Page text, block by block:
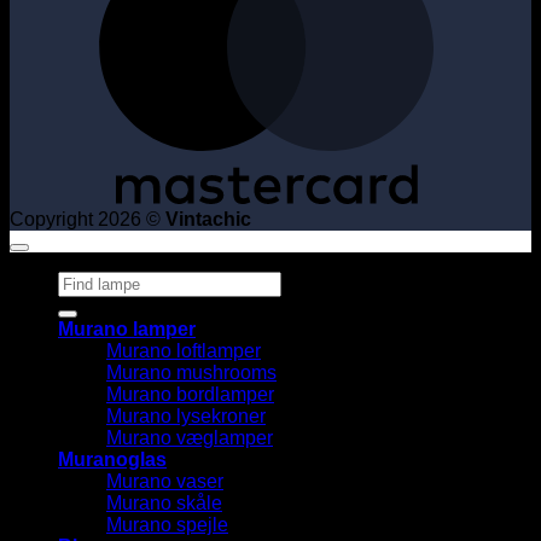
Copyright 2026 © Vintachic
Søg
efter:
Murano lamper
Murano loftlamper
Murano mushrooms
Murano bordlamper
Murano lysekroner
Murano væglamper
Muranoglas
Murano vaser
Murano skåle
Murano spejle